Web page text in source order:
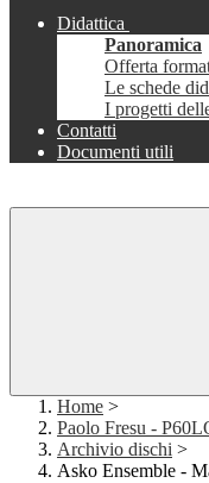
Didattica
Panoramica
Offerta
Le schede
I progetti
Contatti
Documenti utili
Home >
Paolo Fresu -
Archivio dischi >
Asko Ensemble -